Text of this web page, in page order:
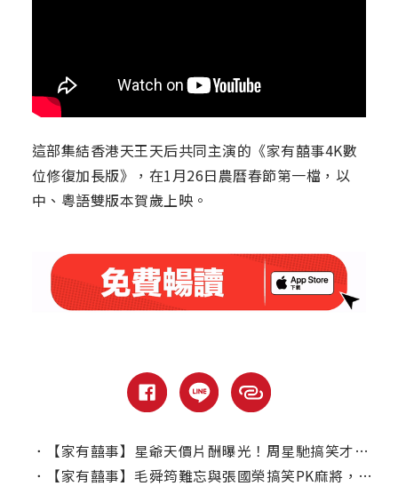
這部集結香港天王天后共同主演的《家有囍事4K數
位修復加長版》，在1月26日農曆春節第一檔，以
中、粵語雙版本賀歲上映。
．
【家有囍事】星爺天價片酬曝光！周星馳搞笑才能讓黃百鳴心服口服
．
【家有囍事】毛舜筠難忘與張國榮搞笑PK麻將，原是參考兩人真實經歷